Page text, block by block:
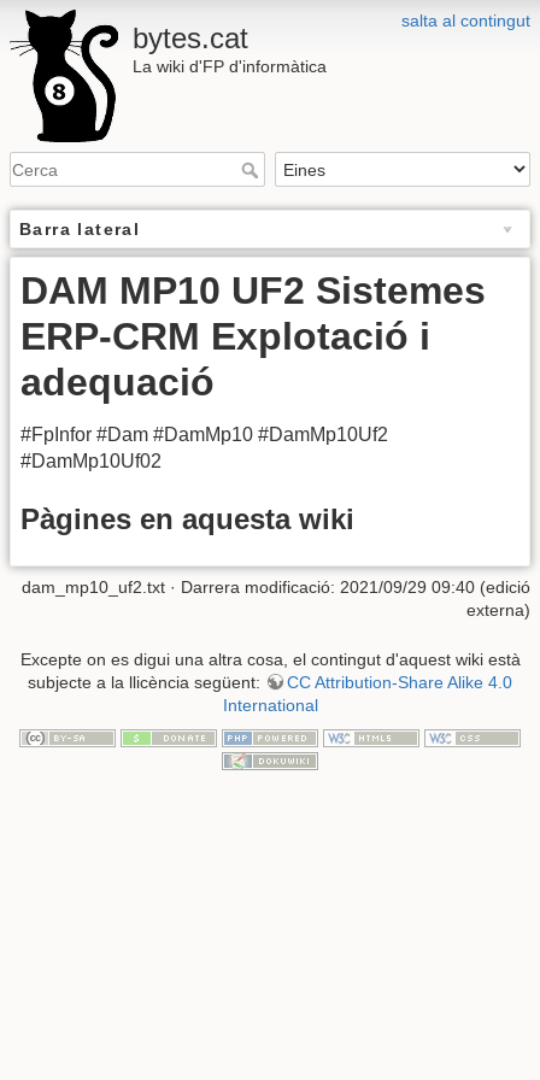
salta al contingut
bytes.cat
La wiki d'FP d'informàtica
Barra lateral
DAM MP10 UF2 Sistemes
ERP-CRM Explotació i
adequació
#FpInfor #Dam #DamMp10 #DamMp10Uf2
#DamMp10Uf02
Pàgines en aquesta wiki
dam_mp10_uf2.txt · Darrera modificació: 2021/09/29 09:40 (edició
externa)
Excepte on es digui una altra cosa, el contingut d'aquest wiki està
subjecte a la llicència següent:
CC Attribution-Share Alike 4.0
International